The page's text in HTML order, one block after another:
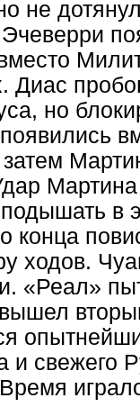
не
Диас
но
затем
в
конца
ходов.
«Реал»
и свежего